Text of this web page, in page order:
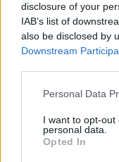
disclosure of your
IAB’s list of
also be disclosed by
Downstream
Personal Data
I want to opt-
personal data.
Opted In